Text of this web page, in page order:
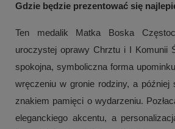
Gdzie będzie prezentować się
Ten medalik Matka Boska
uroczystej oprawy Chrztu i I Komunii
spokojna, symboliczna forma
wręczeniu w gronie rodziny, a później
znakiem pamięci o wydarzeniu.
eleganckiego akcentu, a